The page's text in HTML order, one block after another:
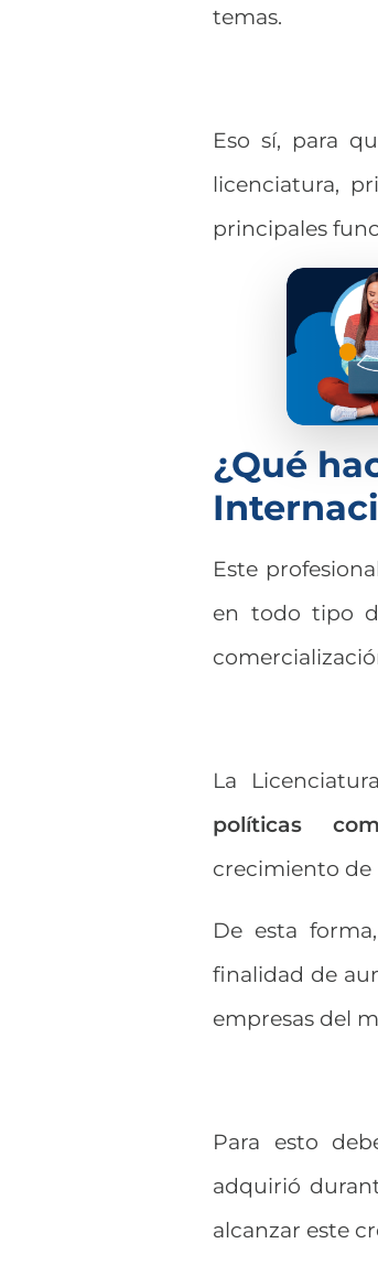
temas.
Eso sí, para
licenciatura,
principales
¿Qué
Este
en todo tipo
La
políticas
crecimiento de
De esta
finalidad de
empresas del
Para esto
adquirió
alcanzar este